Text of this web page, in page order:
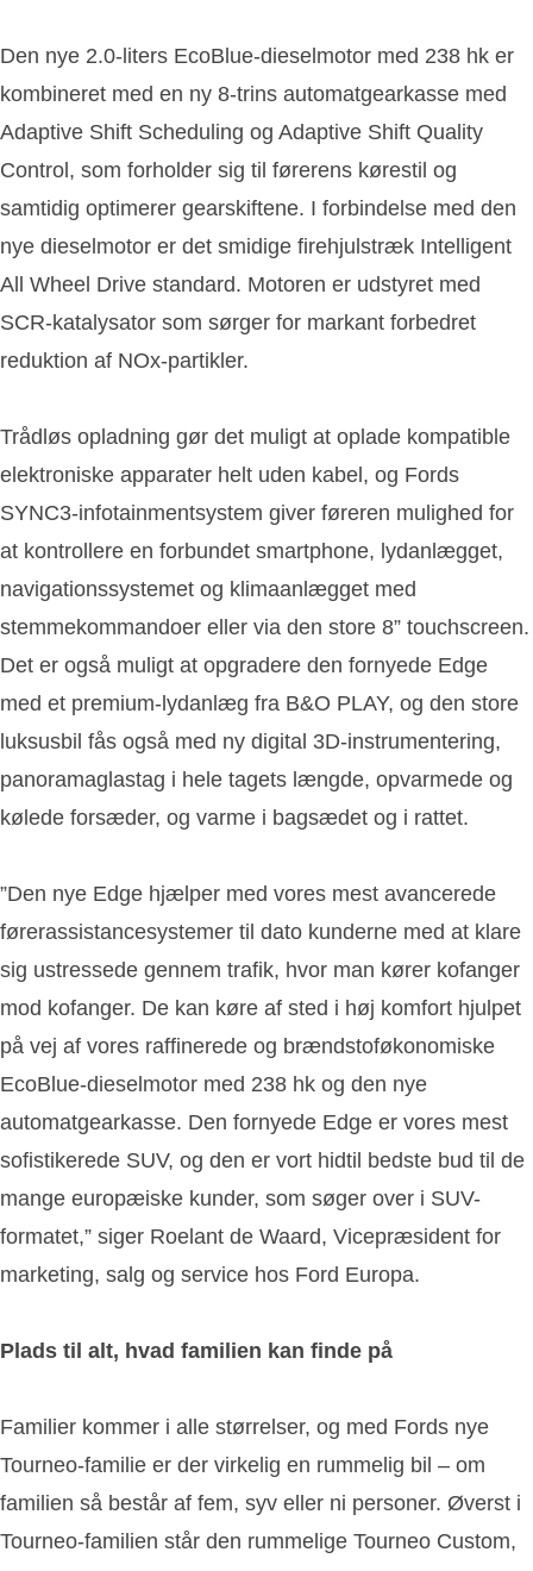
Den nye 2.0-liters EcoBlue-dieselmotor med 238 hk er
kombineret med en ny 8-trins automatgearkasse med
Adaptive Shift Scheduling og Adaptive Shift Quality
Control, som forholder sig til førerens kørestil og
samtidig optimerer gearskiftene. I forbindelse med den
nye dieselmotor er det smidige firehjulstræk Intelligent
All Wheel Drive standard. Motoren er udstyret med
SCR-katalysator som sørger for markant forbedret
reduktion af NOx-partikler.
Trådløs opladning gør det muligt at oplade kompatible
elektroniske apparater helt uden kabel, og Fords
SYNC3-infotainmentsystem giver føreren mulighed for
at kontrollere en forbundet smartphone, lydanlægget,
navigationssystemet og klimaanlægget med
stemmekommandoer eller via den store 8” touchscreen.
Det er også muligt at opgradere den fornyede Edge
med et premium-lydanlæg fra B&O PLAY, og den store
luksusbil fås også med ny digital 3D-instrumentering,
panoramaglastag i hele tagets længde, opvarmede og
kølede forsæder, og varme i bagsædet og i rattet.
”Den nye Edge hjælper med vores mest avancerede
førerassistancesystemer til dato kunderne med at klare
sig ustressede gennem trafik, hvor man kører kofanger
mod kofanger. De kan køre af sted i høj komfort hjulpet
på vej af vores raffinerede og brændstoføkonomiske
EcoBlue-dieselmotor med 238 hk og den nye
automatgearkasse. Den fornyede Edge er vores mest
sofistikerede SUV, og den er vort hidtil bedste bud til de
mange europæiske kunder, som søger over i SUV-
formatet,” siger Roelant de Waard, Vicepræsident for
marketing, salg og service hos Ford Europa.
Plads til alt, hvad familien kan finde på
Familier kommer i alle størrelser, og med Fords nye
Tourneo-familie er der virkelig en rummelig bil – om
familien så består af fem, syv eller ni personer. Øverst i
Tourneo-familien står den rummelige Tourneo Custom,